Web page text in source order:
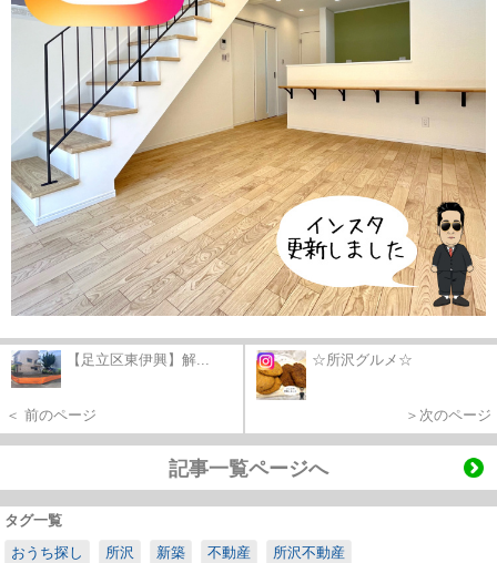
【足立区東伊興】解...
＜ 前のページ
☆所沢グルメ☆
＞次のページ
記事一覧ページへ
タグ一覧
おうち探し
所沢 新築 不動産 所沢不動産